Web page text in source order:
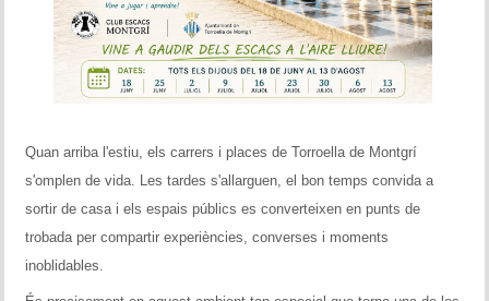
Quan arriba l'estiu, els carrers i places de Torroella de Montgrí
s'omplen de vida. Les tardes s'allarguen, el bon temps convida a
sortir de casa i els espais públics es converteixen en punts de
trobada per compartir experiències, converses i moments
inoblidables.